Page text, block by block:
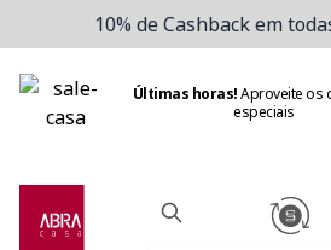
10% de Cashback em
Últimas horas!Aproveite os
especiais